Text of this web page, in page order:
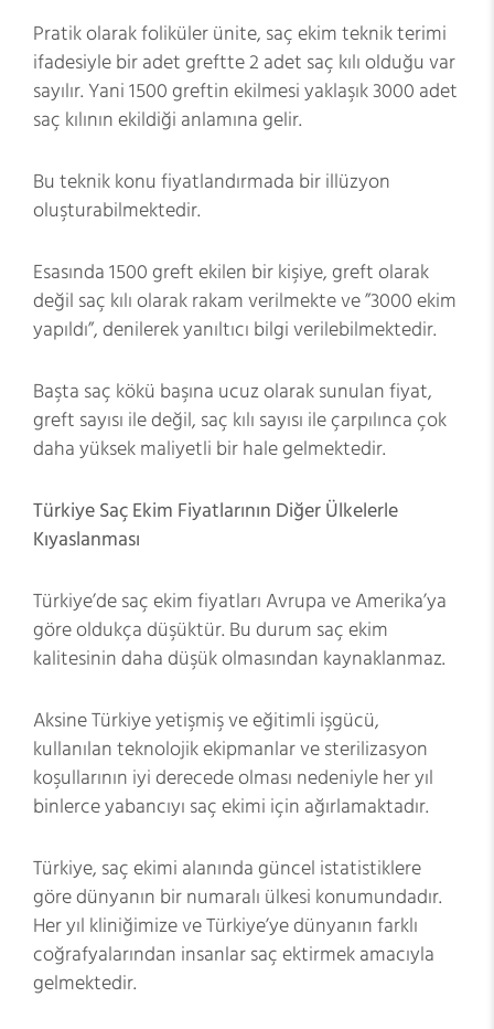
Pratik olarak foliküler ünite, saç ekim teknik terimi
ifadesiyle bir adet greftte 2 adet saç kılı olduğu var
sayılır. Yani 1500 greftin ekilmesi yaklaşık 3000 adet
saç kılının ekildiği anlamına gelir.
Bu teknik konu fiyatlandırmada bir illüzyon
oluşturabilmektedir.
Esasında 1500 greft ekilen bir kişiye, greft olarak
değil saç kılı olarak rakam verilmekte ve ”3000 ekim
yapıldı”, denilerek yanıltıcı bilgi verilebilmektedir.
Başta saç kökü başına ucuz olarak sunulan fiyat,
greft sayısı ile değil, saç kılı sayısı ile çarpılınca çok
daha yüksek maliyetli bir hale gelmektedir.
Türkiye Saç Ekim Fiyatlarının Diğer Ülkelerle
Kıyaslanması
Türkiye’de saç ekim fiyatları Avrupa ve Amerika’ya
göre oldukça düşüktür. Bu durum saç ekim
kalitesinin daha düşük olmasından kaynaklanmaz.
Aksine Türkiye yetişmiş ve eğitimli işgücü,
kullanılan teknolojik ekipmanlar ve sterilizasyon
koşullarının iyi derecede olması nedeniyle her yıl
binlerce yabancıyı saç ekimi için ağırlamaktadır.
Türkiye, saç ekimi alanında güncel istatistiklere
göre dünyanın bir numaralı ülkesi konumundadır.
Her yıl kliniğimize ve Türkiye’ye dünyanın farklı
coğrafyalarından insanlar saç ektirmek amacıyla
gelmektedir.